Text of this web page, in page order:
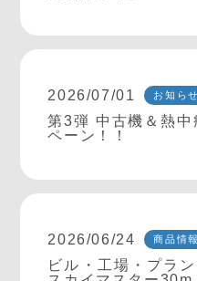
2026/07/01 お知らせ
第3弾 中古機＆熱
ペーン！！
2026/06/24 商品情報
ビル・工場・プラ